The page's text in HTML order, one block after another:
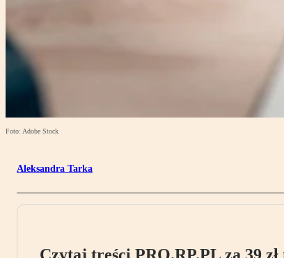
Foto: Adobe Stock
Aleksandra Tarka